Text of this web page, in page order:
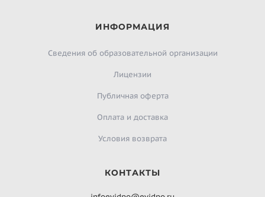
ИНФОРМАЦИЯ
Сведения об образовательной организации
Лицензии
Публичная оферта
Оплата и доставка
Условия возврата
КОНТАКТЫ